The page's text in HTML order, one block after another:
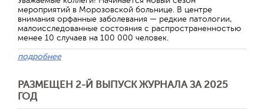
мероприятий в Морозовской больнице. В центре
внимания орфанные заболевания — редкие патологии,
малоисследованные состояния с распространенностью
менее 10 случаев на 100 000 человек.
подробнее
РАЗМЕЩЕН 2-Й ВЫПУСК ЖУРНАЛА ЗА 2025
ГОД